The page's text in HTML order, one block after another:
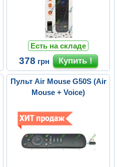
Есть на складе
378 грн
Пульт Air Mouse G50S (Air
Mouse + Voice)